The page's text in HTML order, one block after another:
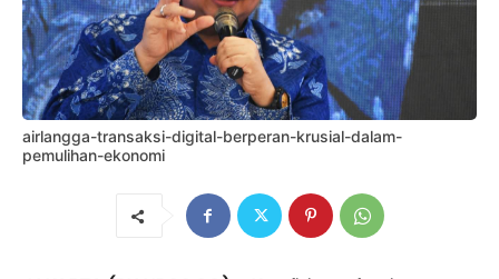
airlangga-transaksi-digital-berperan-krusial-dalam-
pemulihan-ekonomi